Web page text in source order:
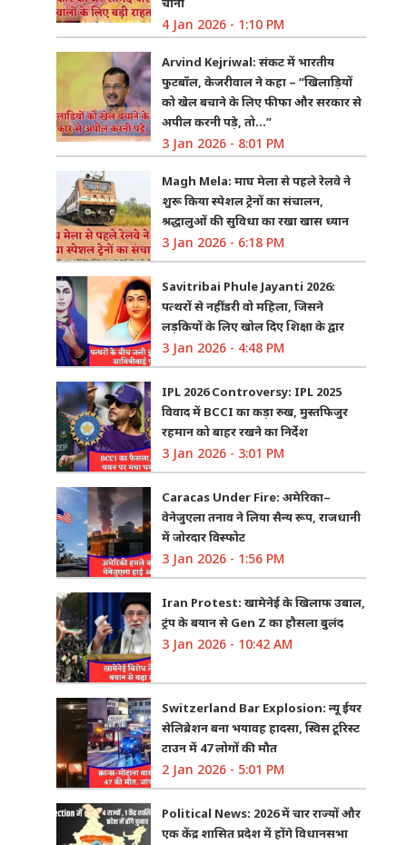
4 Jan 2026 - 1:10 PM
Arvind Kejriwal: संकट में भारतीय
फुटबॉल, केजरीवाल ने कहा – “खिलाड़ियों
को खेल बचाने के लिए फीफा और सरकार से
अपील करनी पड़े, तो…”
3 Jan 2026 - 8:01 PM
Magh Mela: माघ मेला से पहले रेलवे ने
शुरू किया स्पेशल ट्रेनों का संचालन,
श्रद्धालुओं की सुविधा का रखा खास ध्यान
3 Jan 2026 - 6:18 PM
Savitribai Phule Jayanti 2026:
पत्थरों से नहीं डरी वो महिला, जिसने
लड़कियों के लिए खोल दिए शिक्षा के द्वार
3 Jan 2026 - 4:48 PM
IPL 2026 Controversy: IPL 2025
विवाद में BCCI का कड़ा रुख, मुस्तफिजुर
रहमान को बाहर रखने का निर्देश
3 Jan 2026 - 3:01 PM
Caracas Under Fire: अमेरिका–
वेनेजुएला तनाव ने लिया सैन्य रूप, राजधानी
में जोरदार विस्फोट
3 Jan 2026 - 1:56 PM
Iran Protest: खामेनेई के खिलाफ उबाल,
ट्रंप के बयान से Gen Z का हौसला बुलंद
3 Jan 2026 - 10:42 AM
Switzerland Bar Explosion: न्यू ईयर
सेलिब्रेशन बना भयावह हादसा, स्विस टूरिस्ट
टाउन में 47 लोगों की मौत
2 Jan 2026 - 5:01 PM
Political News: 2026 में चार राज्यों और
एक केंद्र शासित प्रदेश में होंगे विधानसभा